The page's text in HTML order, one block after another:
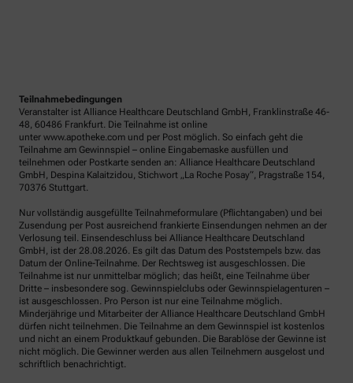
Teilnahmebedingungen
Veranstalter ist Alliance Healthcare Deutschland GmbH, Franklinstraße 46-
48, 60486 Frankfurt. Die Teilnahme ist online
unter www.apotheke.com und per Post möglich. So einfach geht die
Teilnahme am Gewinnspiel – online Eingabemaske ausfüllen und
teilnehmen oder Postkarte senden an: Alliance Healthcare Deutschland
GmbH, Despina Kalaitzidou, Stichwort „La Roche Posay“, Pragstraße 154,
70376 Stuttgart.
Nur vollständig ausgefüllte Teilnahmeformulare (Pflichtangaben) und bei
Zusendung per Post ausreichend frankierte Einsendungen nehmen an der
Verlosung teil. Einsendeschluss bei Alliance Healthcare Deutschland
GmbH, ist der 28.08.2026. Es gilt das Datum des Poststempels bzw. das
Datum der Online-Teilnahme. Der Rechtsweg ist ausgeschlossen. Die
Teilnahme ist nur unmittelbar möglich; das heißt, eine Teilnahme über
Dritte – insbesondere sog. Gewinnspielclubs oder Gewinnspielagenturen –
ist ausgeschlossen. Pro Person ist nur eine Teilnahme möglich.
Minderjährige und Mitarbeiter der Alliance Healthcare Deutschland GmbH
dürfen nicht teilnehmen. Die Teilnahme an dem Gewinnspiel ist kostenlos
und nicht an einem Produktkauf gebunden. Die Barablöse der Gewinne ist
nicht möglich. Die Gewinner werden aus allen Teilnehmern ausgelost und
schriftlich benachrichtigt.